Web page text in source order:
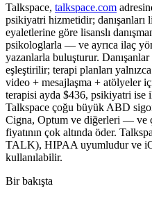
Talkspace, talkspace.com
psikiyatri hizmetidir;
eyaletlerine göre lisanslı
psikologlarla — ve ayrıca ilaç
yazanlarla buluşturur.
eşleştirilir; terapi planları
video + mesajlaşma + atölyeler
terapisi ayda $436, psikiyatri ise
Talkspace çoğu büyük ABD
Cigna, Optum ve diğerleri — ve
fiyatının çok altında öder.
TALK), HIPAA uyumludur ve
kullanılabilir.
Bir bakışta